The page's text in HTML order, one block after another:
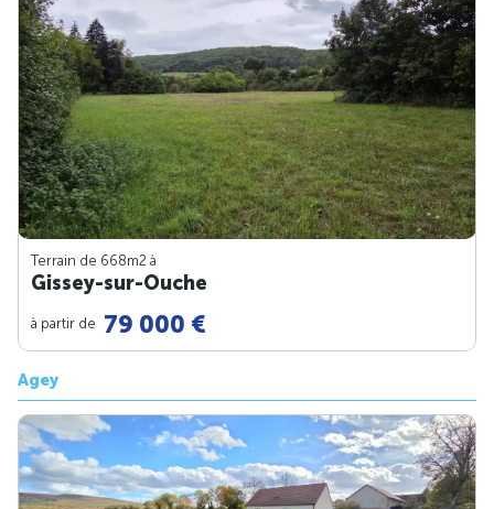
Terrain de 668m2 à
Gissey-sur-Ouche
à partir de 79 000 €
Agey